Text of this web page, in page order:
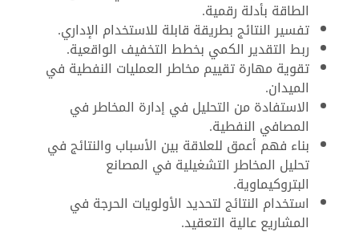
الطاقة بأدلة رقمية.
تفسير النتائج بطريقة قابلة للاستخدام الإداري.
ربط التقدير الكمي بخطط التخفيف الواقعية.
تقوية مهارة تقييم مخاطر العمليات النفطية في
الميدان.
الاستفادة من التحليل في إدارة المخاطر في
المصافي النفطية.
بناء فهم أعمق للعلاقة بين الأسباب والنتائج في
تحليل المخاطر التشغيلية في المصانع
البتروكيماوية.
استخدام النتائج لتحديد الأولويات الحرجة في
المشاريع عالية التعقيد.